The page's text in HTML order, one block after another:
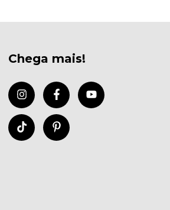
Chega mais!